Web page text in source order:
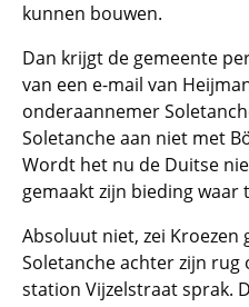
kunnen bouwen.
Dan krijgt de gemeente
van een e-mail van
onderaannemer
Soletanche aan niet met
Wordt het nu de Duitse
gemaakt zijn bieding waar
Absoluut niet, zei Kroezen
Soletanche achter zijn
station Vijzelstraat sprak.